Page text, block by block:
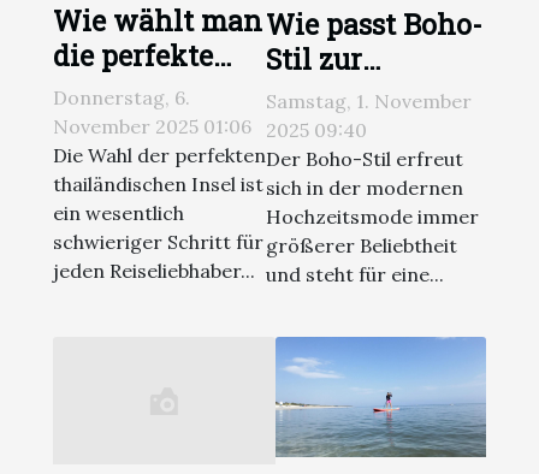
Wie wählt man
die perfekte
thailändische
Insel für
deinen
Reisestil?
Donnerstag, 6.
November 2025 01:06
Die Wahl der perfekten
thailändischen Insel ist
ein wesentlich
schwieriger Schritt für
jeden Reiseliebhaber...
Wie passt Boho-
Stil zur
modernen
Hochzeitsmode?
Samstag, 1. November
2025 09:40
Der Boho-Stil erfreut
sich in der modernen
Hochzeitsmode immer
größerer Beliebtheit
und steht für eine...